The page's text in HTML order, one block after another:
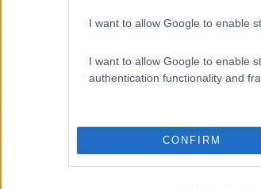
I want to allow Google to enable
I want to allow Google to enable
authentication functionality and
CONFIRM